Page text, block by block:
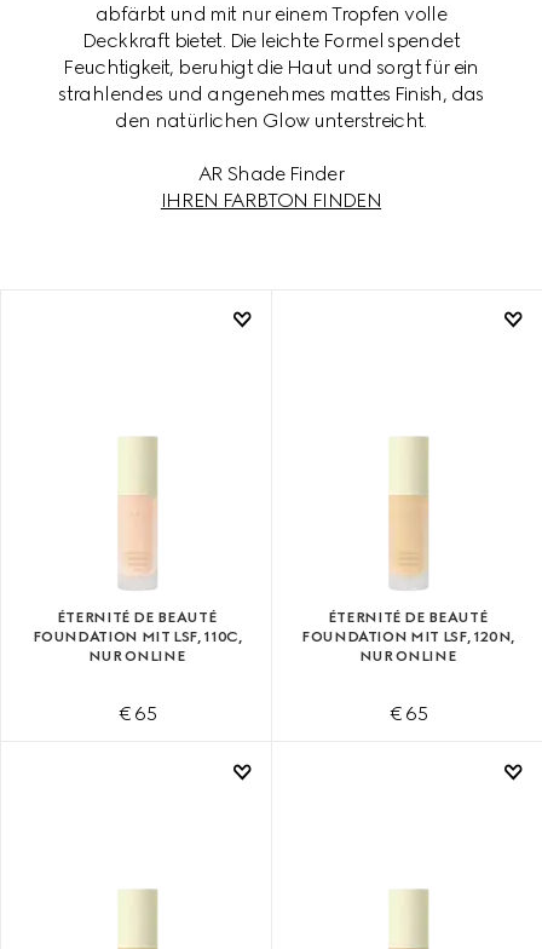
abfärbt und mit nur einem Tropfen volle
Deckkraft bietet. Die leichte Formel spendet
Feuchtigkeit, beruhigt die Haut und sorgt für ein
strahlendes und angenehmes mattes Finish, das
den natürlichen Glow unterstreicht.
AR Shade Finder
IHREN FARBTON FINDEN
ÉTERNITÉ DE BEAUTÉ
FOUNDATION MIT LSF, 110C,
NUR ONLINE
€ 65
ÉTERNITÉ DE BEAUTÉ
FOUNDATION MIT LSF, 120N,
NUR ONLINE
€ 65